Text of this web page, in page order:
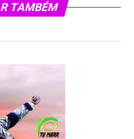
estreia nova
da Moda’ traz
Bertholini ao lado de
Marcelo Kestenbaum
TAMBÉM